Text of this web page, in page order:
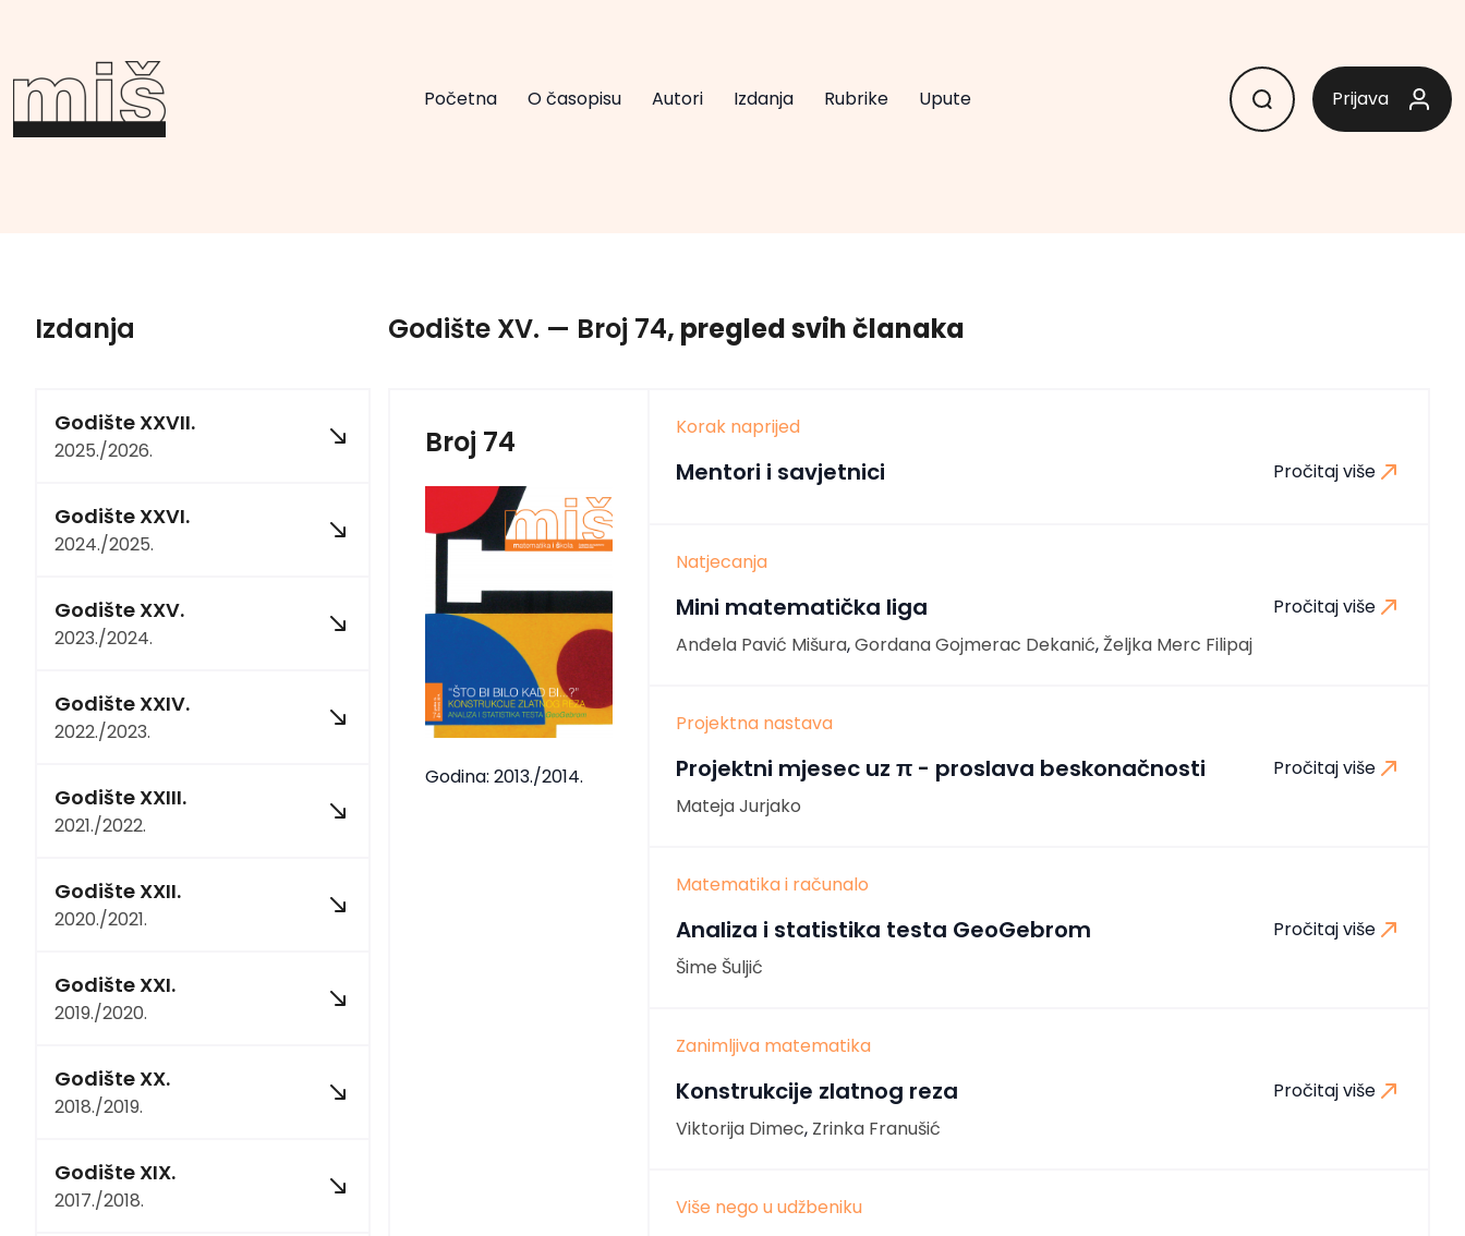
Početna O časopisu Autori Izdanja Rubrike Upute Prijava
Izdanja
Godište XXVII.
2025./2026.
Godište XXVI.
2024./2025.
Godište XXV.
2023./2024.
Godište XXIV.
2022./2023.
Godište XXIII.
2021./2022.
Godište XXII.
2020./2021.
Godište XXI.
2019./2020.
Godište XX.
2018./2019.
Godište XIX.
2017./2018.
Godište XV. — Broj 74, pregled svih članaka
Broj 74
Godina: 2013./2014.
Korak naprijed
Mentori i savjetnici Pročitaj više
Natjecanja
Mini matematička liga
Pročitaj više
Anđela Pavić Mišura,Gordana Gojmerac Dekanić,Željka Merc Filipaj
Projektna nastava
Projektni mjesec uz π - proslava beskonačnosti
Pročitaj više
Mateja Jurjako
Matematika i računalo
Analiza i statistika testa GeoGebrom
Pročitaj više
Šime Šuljić
Zanimljiva matematika
Konstrukcije zlatnog reza
Pročitaj više
Viktorija Dimec, Zrinka Franušić
Više nego u udžbeniku